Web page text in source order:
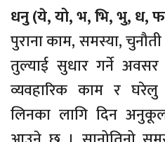
धनु (ये, यो, भ, भि, भु, ध,
पुराना काम, समस्या,
तुल्याई सुधार गर्ने अवसर
व्यवहारिक काम र
लिनका लागि दिन